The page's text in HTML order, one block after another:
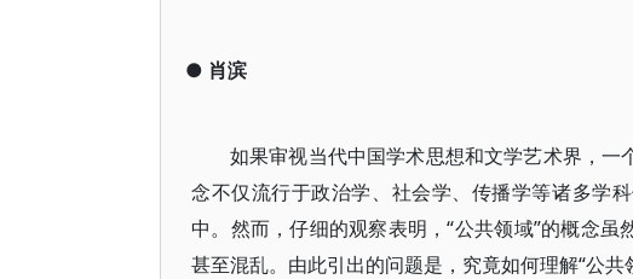
● 肖滨
如果审视当代中国学术思想和文学艺术界，
念不仅流行于政治学、社会学、传播学等诸多学
中。然而，仔细的观察表明，“公共领域”的概念
甚至混乱。由此引出的问题是，究竟如何理解“公共